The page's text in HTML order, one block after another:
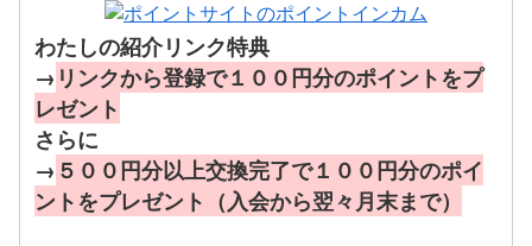
わたしの紹介リンク特典
→ リンクから登録で１００円分のポイントをプ
レゼント
さらに
→ ５００円分以上交換完了で１００円分のポイ
ントをプレゼント（入会から翌々月末まで）